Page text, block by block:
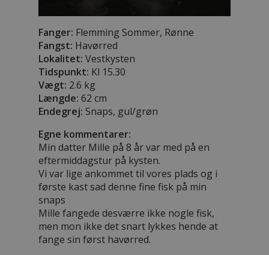
Fanger: Flemming Sommer, Rønne
Fangst: Havørred
Lokalitet: Vestkysten
Tidspunkt: Kl 15.30
Vægt: 2.6 kg
Længde: 62 cm
Endegrej: Snaps, gul/grøn
Egne kommentarer:
Min datter Mille på 8 år var med på en
eftermiddagstur på kysten.
Vi var lige ankommet til vores plads og i
første kast sad denne fine fisk på min
snaps
Mille fangede desværre ikke nogle fisk,
men mon ikke det snart lykkes hende at
fange sin først havørred.